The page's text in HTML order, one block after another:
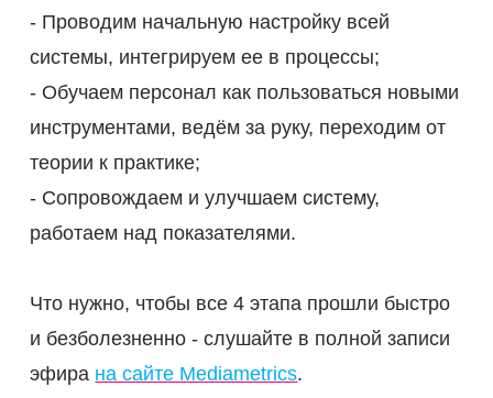
- Проводим начальную настройку всей
системы, интегрируем ее в процессы;
- Обучаем персонал как пользоваться новыми
инструментами, ведём за руку, переходим от
теории к практике;
- Сопровождаем и улучшаем систему,
работаем над показателями.
Что нужно, чтобы все 4 этапа прошли быстро
и безболезненно - слушайте в полной записи
эфира на сайте Mediametrics.